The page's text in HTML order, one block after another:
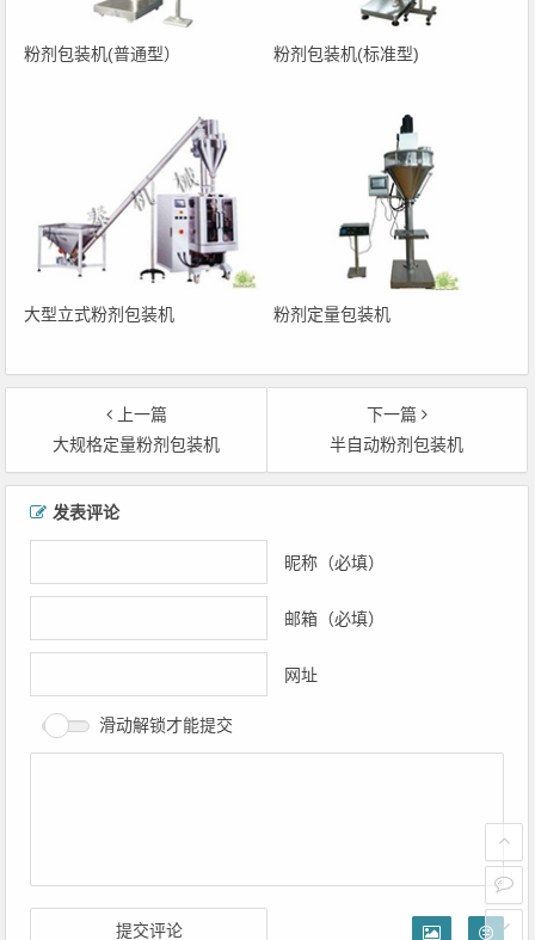
粉剂包装机(普通型） 粉剂包装机(标准型)
大型立式粉剂包装机 粉剂定量包装机
上一篇
大规格定量粉剂包装机
下一篇
半自动粉剂包装机
文章导航
发表评论
昵称（必填）
邮箱（必填）
网址
滑动解锁才能提交